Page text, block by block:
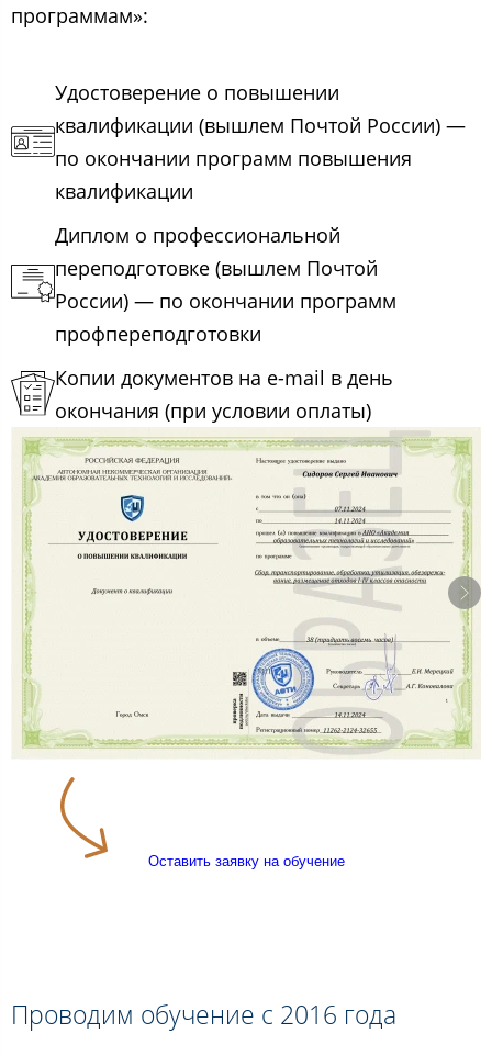
программам»:
Удостоверение о повышении
квалификации (вышлем Почтой России) —
по окончании программ повышения
квалификации
Диплом о профессиональной
переподготовке (вышлем Почтой
России) — по окончании программ
профпереподготовки
Копии документов на e-mail в день
окончания (при условии оплаты)
Оставить заявку на обучение
Проводим обучение с 2016 года